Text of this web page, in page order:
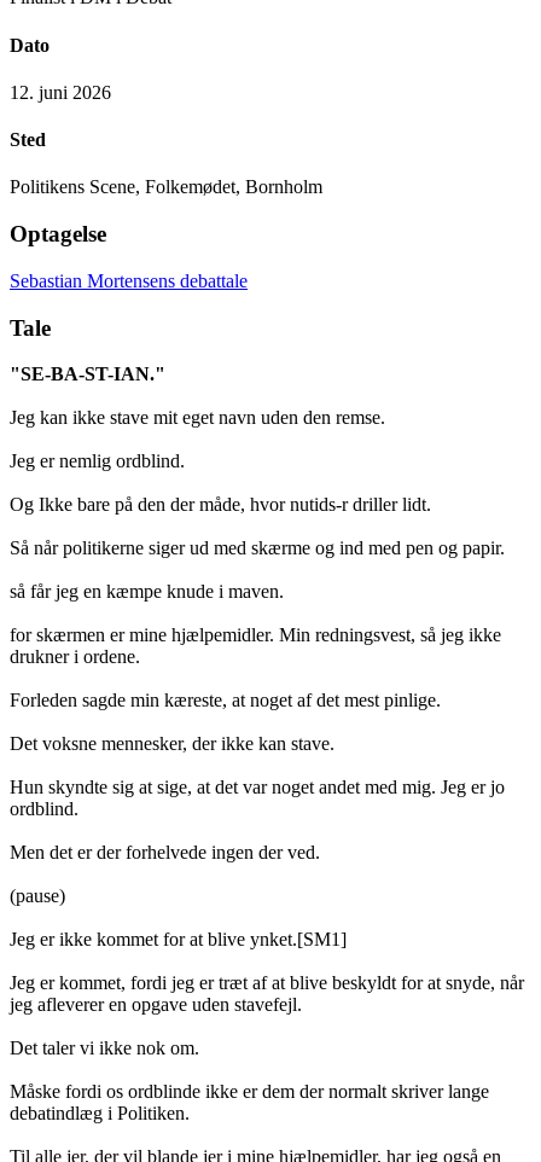
Dato
12. juni 2026
Sted
Politikens Scene, Folkemødet, Bornholm
Optagelse
Sebastian Mortensens debattale
Tale
"SE-BA-ST-IAN."
Jeg kan ikke stave mit eget navn uden den remse.
Jeg er nemlig ordblind.
Og Ikke bare på den der måde, hvor nutids-r driller lidt.
Så når politikerne siger ud med skærme og ind med pen og papir.
så får jeg en kæmpe knude i maven.
for skærmen er mine hjælpemidler. Min redningsvest, så jeg ikke
drukner i ordene.
Forleden sagde min kæreste, at noget af det mest pinlige.
Det voksne mennesker, der ikke kan stave.
Hun skyndte sig at sige, at det var noget andet med mig. Jeg er jo
ordblind.
Men det er der forhelvede ingen der ved.
(pause)
Jeg er ikke kommet for at blive ynket.[SM1]
Jeg er kommet, fordi jeg er træt af at blive beskyldt for at snyde, når
jeg afleverer en opgave uden stavefejl.
Det taler vi ikke nok om.
Måske fordi os ordblinde ikke er dem der normalt skriver lange
debatindlæg i Politiken.
Til alle jer, der vil blande jer i mine hjælpemidler, har jeg også en